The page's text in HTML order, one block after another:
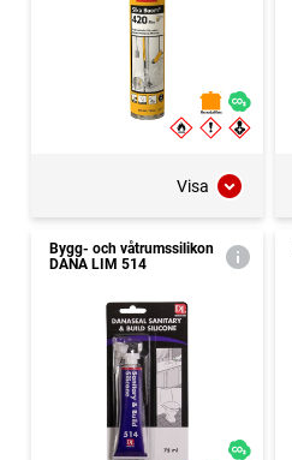
Visa
Bygg- och våtrumssilikon
DANA LIM 514